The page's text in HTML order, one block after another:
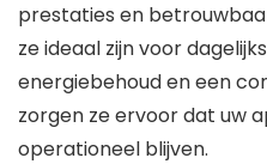
prestaties en
ze ideaal zijn voor
energiebehoud en een
zorgen ze ervoor dat uw
operationeel blijven.